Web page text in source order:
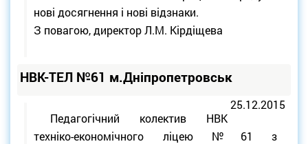
нові досягнення і нові відзнаки.
З повагою, директор Л.М. Кірдіщева
НВК-ТЕЛ №61 м.Дніпропетровськ
25.12.2015
Педагогічний колектив НВК
техніко-економічного ліцею №61 з